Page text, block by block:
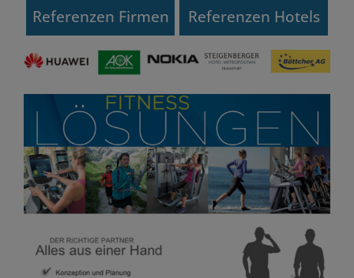
Referenzen Firmen Referenzen Hotels